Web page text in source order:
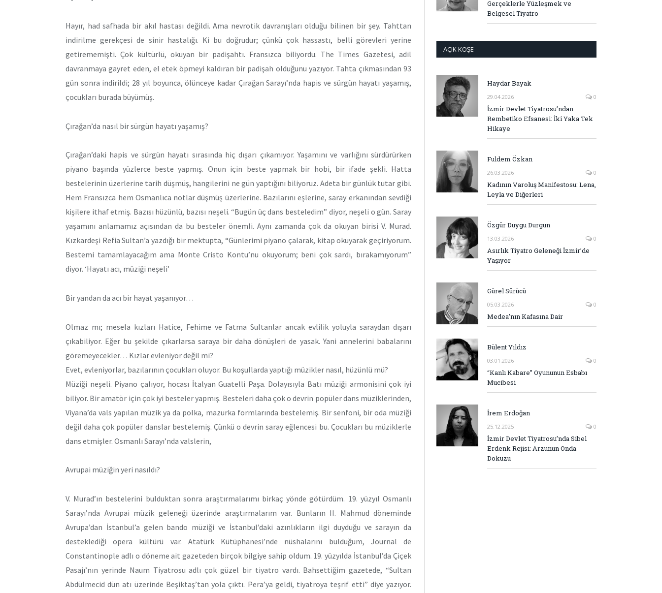
Hayır, had safhada bir akıl hastası değildi. Ama nevrotik davranışları olduğu bilinen bir şey. Tahttan
indirilme gerekçesi de sinir hastalığı. Ki bu doğrudur; çünkü çok hassastı, belli görevleri yerine
getirememişti. Çok kültürlü, okuyan bir padişahtı. Fransızca biliyordu. The Times Gazetesi, adil
davranmaya gayret eden, el etek öpmeyi kaldıran bir padişah olduğunu yazıyor. Tahta çıkmasından 93
gün sonra indirildi; 28 yıl boyunca, ölünceye kadar Çırağan Sarayı’nda hapis ve sürgün hayatı yaşamış,
çocukları burada büyümüş.
Çırağan’da nasıl bir sürgün hayatı yaşamış?
Çırağan’daki hapis ve sürgün hayatı sırasında hiç dışarı çıkamıyor. Yaşamını ve varlığını sürdürürken
piyano başında yüzlerce beste yapmış. Onun için beste yapmak bir hobi, bir ifade şekli. Hatta
bestelerinin üzerlerine tarih düşmüş, hangilerini ne gün yaptığını biliyoruz. Adeta bir günlük tutar gibi.
Hem Fransızca hem Osmanlıca notlar düşmüş üzerlerine. Bazılarını eşlerine, saray erkanından sevdiği
kişilere ithaf etmiş. Bazısı hüzünlü, bazısı neşeli. “Bugün üç dans besteledim” diyor, neşeli o gün. Saray
yaşamını anlamamız açısından da bu besteler önemli. Aynı zamanda çok da okuyan birisi V. Murad.
Kızkardeşi Refia Sultan’a yazdığı bir mektupta, “Günlerimi piyano çalarak, kitap okuyarak geçiriyorum.
Bestemi tamamlayacağım ama Monte Cristo Kontu’nu okuyorum; beni çok sardı, bırakamıyorum”
diyor. ‘Hayatı acı, müziği neşeli’
Bir yandan da acı bir hayat yaşanıyor…
Olmaz mı; mesela kızları Hatice, Fehime ve Fatma Sultanlar ancak evlilik yoluyla saraydan dışarı
çıkabiliyor. Eğer bu şekilde çıkarlarsa saraya bir daha dönüşleri de yasak. Yani annelerini babalarını
göremeyecekler… Kızlar evleniyor değil mi?
Evet, evleniyorlar, bazılarının çocukları oluyor. Bu koşullarda yaptığı müzikler nasıl, hüzünlü mü?
Müziği neşeli. Piyano çalıyor, hocası İtalyan Guatelli Paşa. Dolayısıyla Batı müziği armonisini çok iyi
biliyor. Bir amatör için çok iyi besteler yapmış. Besteleri daha çok o devrin popüler dans müziklerinden,
Viyana’da vals yapılan müzik ya da polka, mazurka formlarında bestelemiş. Bir senfoni, bir oda müziği
değil daha çok popüler danslar bestelemiş. Çünkü o devrin saray eğlencesi bu. Çocukları bu müziklerle
dans etmişler. Osmanlı Sarayı’nda valslerin,
Avrupai müziğin yeri nasıldı?
V. Murad’ın bestelerini bulduktan sonra araştırmalarımı birkaç yönde götürdüm. 19. yüzyıl Osmanlı
Sarayı’nda Avrupai müzik geleneği üzerinde araştırmalarım var. Bunların II. Mahmud döneminde
Avrupa’dan İstanbul’a gelen bando müziği ve İstanbul’daki azınlıkların ilgi duyduğu ve sarayın da
desteklediği opera kültürü var. Atatürk Kütüphanesi’nde nüshalarını bulduğum, Journal de
Constantinople adlı o döneme ait gazeteden birçok bilgiye sahip oldum. 19. yüzyılda İstanbul’da Çiçek
Pasajı’nın yerinde Naum Tiyatrosu adlı çok güzel bir tiyatro vardı. Bahsettiğim gazetede, “Sultan
Abdülmecid dün atı üzerinde Beşiktaş’tan yola çıktı. Pera’ya geldi, tiyatroya teşrif etti” diye yazıyor.
Gerçeklerle Yüzleşmek ve
Belgesel Tiyatro
AÇIK KÖŞE
Haydar Bayak
29.04.2026 0
İzmir Devlet Tiyatrosu’ndan
Rembetiko Efsanesi: İki Yaka Tek
Hikaye
Fuldem Özkan
26.03.2026 0
Kadının Varoluş Manifestosu: Lena,
Leyla ve Diğerleri
Özgür Duygu Durgun
13.03.2026 0
Asırlık Tiyatro Geleneği İzmir’de
Yaşıyor
Gürel Sürücü
05.03.2026 0
Medea’nın Kafasına Dair
Bülent Yıldız
03.01.2026 0
“Kanlı Kabare” Oyununun Esbabı
Mucibesi
İrem Erdoğan
25.12.2025 0
İzmir Devlet Tiyatrosu’nda Sibel
Erdenk Rejisi: Arzunun Onda
Dokuzu